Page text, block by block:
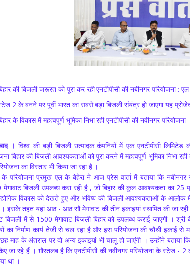
की बिजली जरूरत को पूरा कर रही एनटीपीसी की नबीनगर परियोजना :
2 के बनने पर पूर्वी भारत का सबसे बड़ा बिजली संयंत्र हो जाएगा यह
के विकास में महत्वपूर्ण भूमिका निभा रही एनटीपीसी की नवीनगर परियोजना
। विश्व की बड़ी बिजली उत्पादक कंपनियों में एक एनटीपीसी
बिहार की बिजली आवश्यकताओं को पूरा करने में महत्वपूर्ण भूमिका निभा
का विस्तार भी किया जा रहा है ।
परियोजना प्रमुख एल के बेहेरा ने आज प्रेस वार्ता में बताया कि नबीनगर
मेगावाट बिजली उपलब्ध करा रही है , जो बिहार की कुल आवश्यकता का 25
विकास को देखते हुए और भविष्य की बिजली आवश्यकताओं के आलोक
। इसके तहत यहां आठ - आठ सौ मेगावाट की तीन इकाइयां स्थापित की जा
बिजली में से 1500 मेगावाट बिजली बिहार को उपलब्ध कराई जाएगी ।
का निर्माण कार्य तेजी से चल रहा है और इस परियोजना की चौथी इकाई
माह के अंतराल पर दो अन्य इकाइयां भी चालू हो जाएंगी । उन्होंने बताया
जा रहे हैं । ग़ौरतलब है कि एनटीपीसी की नवीनगर परियोजना के स्टेज - 2
था ।